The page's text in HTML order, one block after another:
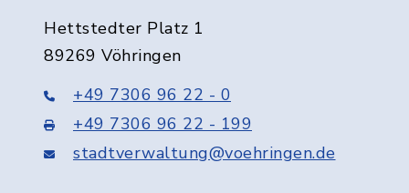
Hettstedter Platz 1
89269 Vöhringen
+49 7306 96 22 - 0
+49 7306 96 22 - 199
stadtverwaltung@voehringen.de